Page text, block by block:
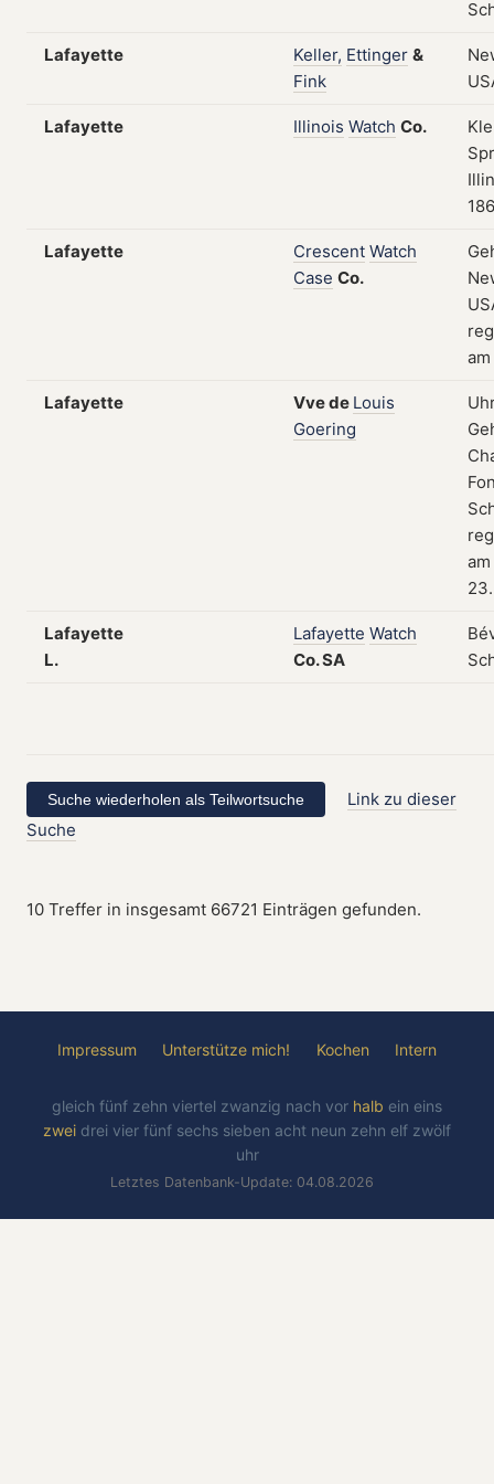
Lafayette Keller, Ettinger &
Fink
Lafayette Illinois Watch Co.
Lafayette Crescent Watch
Case Co.
am
Lafayette Vvede Louis
Goering
am
Lafayette
L.
Lafayette Watch
Co.SA
Link zu dieser
Suche
10 Treffer in insgesamt 66721 Einträgen gefunden.
Impressum Unterstütze mich! Kochen Intern
gleich fünf zehn viertel zwanzig nach vor halb ein eins
zwei drei vier fünf sechs sieben acht neun zehn elf zwölf
uhr
Letztes Datenbank-Update: 04.08.2026